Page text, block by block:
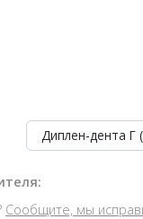
Диплен-дента Г
Сообщите, мы